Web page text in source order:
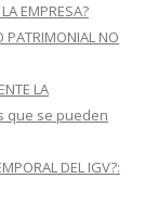
EMPRESA?
PATRIMONIAL NO
LA
que se pueden
DEL IGV?: